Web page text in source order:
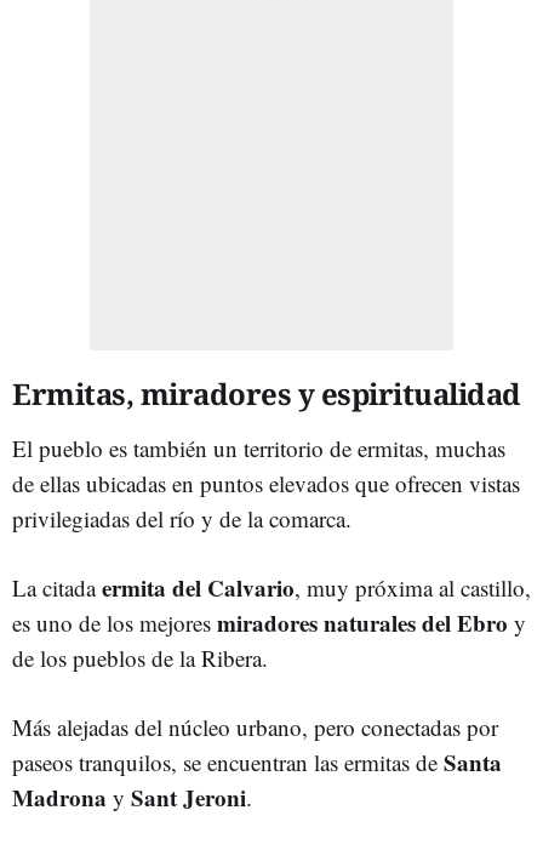
Ermitas, miradores y espiritualidad
El pueblo es también un territorio de ermitas, muchas
de ellas ubicadas en puntos elevados que ofrecen vistas
privilegiadas del río y de la comarca.
La citadaermita del Calvario, muy próxima al castillo,
es uno de los mejores miradores naturales del Ebro y
de los pueblos de la Ribera.
Más alejadas del núcleo urbano, pero conectadas por
paseos tranquilos, se encuentran las ermitas de Santa
Madrona y Sant Jeroni.